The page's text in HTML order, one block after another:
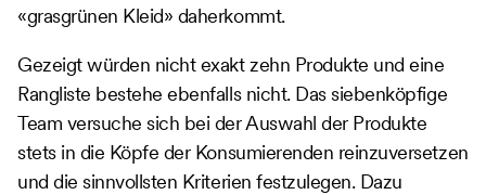
«grasgrünen Kleid» daherkommt.
Gezeigt würden nicht exakt zehn Produkte und eine
Rangliste bestehe ebenfalls nicht. Das siebenköpfige
Team versuche sich bei der Auswahl der Produkte
stets in die Köpfe der Konsumierenden reinzuversetzen
und die sinnvollsten Kriterien festzulegen. Dazu